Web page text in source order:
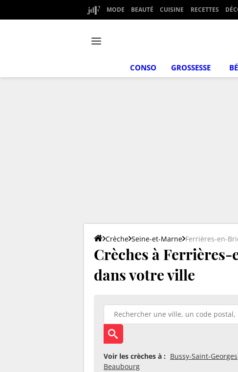
MODE BEAUTÉ CUISINE RECETTES
CONSO GROSSESSE
Crèche Seine-et-Marne Ferrières-en-
Crèches à Ferrières-
dans votre ville
Voir les crèches à : Bussy-Saint-Georges
Beaubourg